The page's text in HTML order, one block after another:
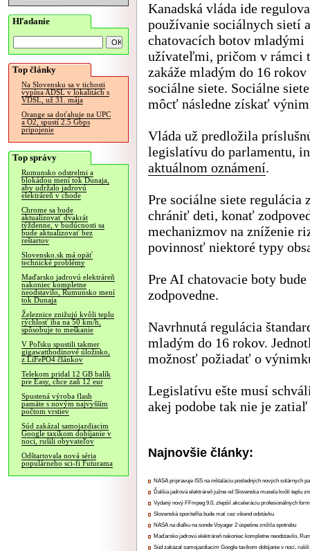
Hľadanie
Top články
Na Slovensku sa v tichosti
vypína ADSL v lokalitách s
VDSL, už 31. mája
Orange sa doťahuje na UPC
a O2, spustí 2.5 Gbps
pripojenie
Top správy
Rumunsko odstrelmi a
blokádou mení tok Dunaja,
aby udržalo jadrovú
elektráreň v chode
Chrome sa bude
aktualizovať dvakrát
týždenne, v budúcnosti sa
bude aktualizovať bez
reštartov
Slovensko.sk má opäť
technické problémy
Maďarsko jadrovú elektráreň
nakoniec kompletne
neodstavilo, Rumunsko mení
tok Dunaja
Železnice znižujú kvôli teplu
rýchlosť iba na 50 km/h,
spôsobuje to meškanie
V Poľsku spustili takmer
gigawatthodinové úložisko,
z LiFePO4 článkov
Telekom pridal 12 GB balík
pre Easy, chce zaň 12 eur
Spustená výroba flash
pamäte s novým najvyšším
počtom vrstiev
Súd zakázal samojazdiacim
Google taxíkom dobíjanie v
noci, rušili obyvateľov
Odštartovala nová séria
populárneho sci-fi Futurama
Kanadská vláda ide
používanie sociálnych sietí
chatovacích botov mladými
užívateľmi, pričom v rámci
zakáže mladým do 16
sociálne siete. Sociálne
môcť následne získať
Vláda už predložila
legislatívu do parlamentu,
aktuálnom oznámení.
Pre sociálne siete
chrániť deti, konať
mechanizmov na zníženie
povinnosť niektoré typy
Pre AI chatovacie boty
zodpovedne.
Navrhnutá regulácia
mladým do 16 rokov.
možnosť požiadať o
Legislatívu ešte musí
akej podobe tak nie je zatiaľ
Najnovšie články:
NASA pripravuje ISS na inštaláciu posledných nových solárnych
Ďalšia jadrová elektráreň južne od Slovenska musela kvôli teplu
Vydaný nový FFmpeg 9.0, zlepšil akceleráciu profesionálnych
Slovenská sporiteľňa bude mať cez víkend odstávku
NASA na diaľku na sonde Voyager 2 úspešne znížila spotrebu
Maďarsko jadrovú elektráreň nakoniec kompletne neodstavilo,
Súd zakázal samojazdiacim Google taxíkom dobíjanie v noci,